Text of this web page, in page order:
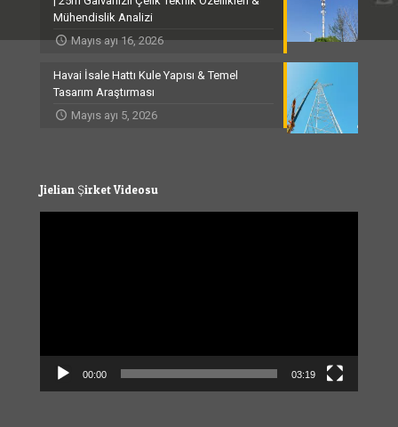
Mühendislik Analizi
Mayıs ayı 16, 2026
Havai İsale Hattı Kule Yapısı & Temel
Tasarım Araştırması
Mayıs ayı 5, 2026
Jielian Şirket Videosu
00:00 03:19